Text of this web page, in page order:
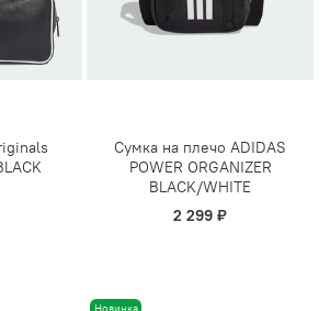
Сумка на плечо ADIDAS
POWER ORGANIZER
BLACK/WHITE
2 299 ₽
Новинка